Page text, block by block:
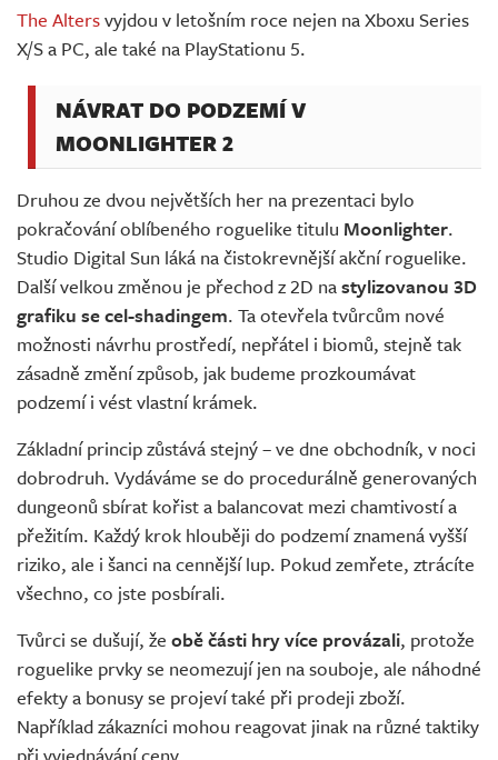
The Altersvyjdou v letošním roce nejen na Xboxu Series
X/S a PC, ale také na PlayStationu 5.
NÁVRAT DO PODZEMÍ V
MOONLIGHTER 2
Druhou ze dvou největších her na prezentaci bylo
pokračování oblíbeného roguelike titulu Moonlighter.
Studio Digital Sun láká na čistokrevnější akční roguelike.
Další velkou změnou je přechod z 2D nastylizovanou 3D
grafiku se cel-shadingem. Ta otevřela tvůrcům nové
možnosti návrhu prostředí, nepřátel i biomů, stejně tak
zásadně změní způsob, jak budeme prozkoumávat
podzemí i vést vlastní krámek.
Základní princip zůstává stejný – ve dne obchodník, v noci
dobrodruh. Vydáváme se do procedurálně generovaných
dungeonů sbírat kořist a balancovat mezi chamtivostí a
přežitím. Každý krok hlouběji do podzemí znamená vyšší
riziko, ale i šanci na cennější lup. Pokud zemřete, ztrácíte
všechno, co jste posbírali.
Tvůrci se dušují, že obě části hry více provázali, protože
roguelike prvky se neomezují jen na souboje, ale náhodné
efekty a bonusy se projeví také při prodeji zboží.
Například zákazníci mohou reagovat jinak na různé taktiky